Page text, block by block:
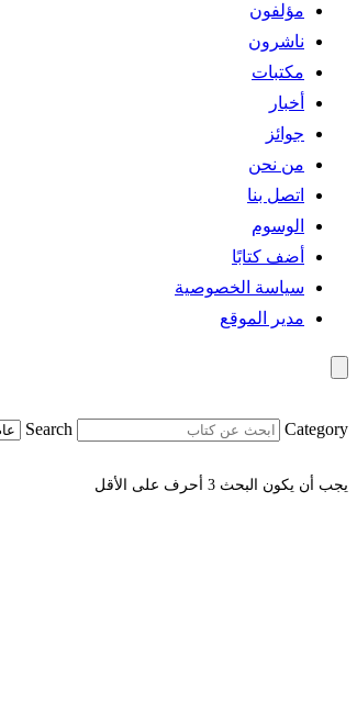
مؤلفون
ناشرون
مكتبات
أخبار
جوائز
من نحن
اتصل بنا
الوسوم
أضف كتابًا
سياسة الخصوصية
مدير الموقع
Search Category
يجب أن يكون البحث 3 أحرف على الأقل